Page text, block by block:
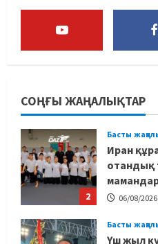
СОҢҒЫ ЖАҢАЛЫҚТАР
1 06/08/2026
2
Басты
Иран
отандық
06/08/2026
Басты
Үш жыл